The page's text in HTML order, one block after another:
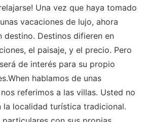
Una vez que haya tomado
vacaciones de lujo, ahora
destino. Destinos difieren en
el paisaje, y el precio. Pero
de interés para su propio
hablamos de unas
referimos a las villas. Usted no
la localidad turística tradicional.